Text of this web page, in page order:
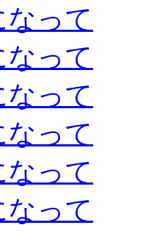
なって
なって
なって
なって
なって
なって